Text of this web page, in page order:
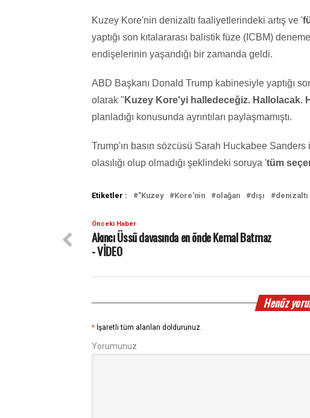
Kuzey Kore'nin denizaltı faaliyetlerindeki artış ve '
yaptığı son kıtalararası balistik füze (ICBM)
endişelerinin yaşandığı bir zamanda geldi.
ABD Başkanı Donald Trump kabinesiyle yaptığı
olarak " Kuzey Kore'yi halledeceğiz. Hallolacak.
planladığı konusunda ayrıntıları paylaşmamıştı.
Trump'ın basın sözcüsü Sarah Huckabee
olasılığı olup olmadığı şeklindeki soruya 'tüm
Etiketler : "Kuzey Kore'nin olağan dışı denizaltı
Önceki Haber
Akıncı Üssü davasında en önde Kemal Batmaz
- VİDEO
Henüz
* İşaretli tüm alanları doldurunuz.
Yorumunuz